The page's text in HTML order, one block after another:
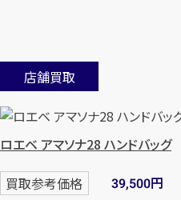
店舗買取
ロエベ アマソナ28 ハンドバッグ
買取参考価格 39,500円